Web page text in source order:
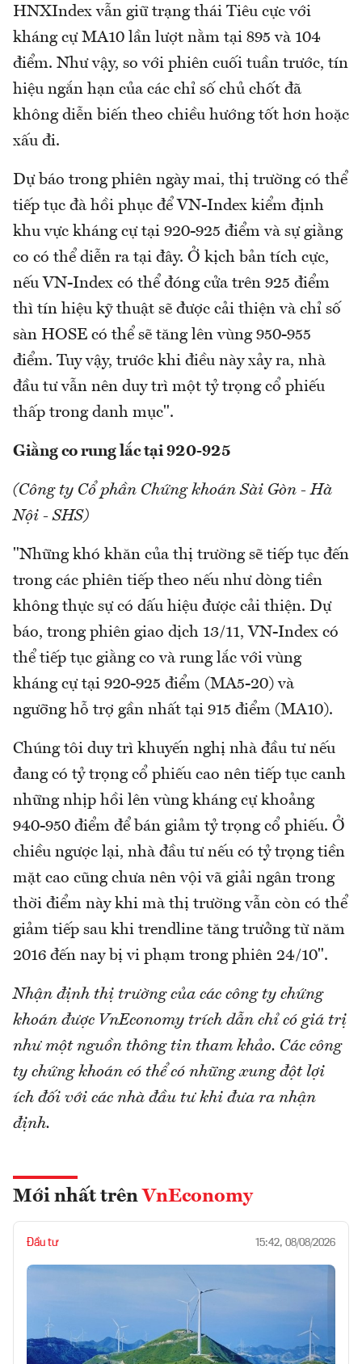
HNXIndex vẫn giữ trạng thái Tiêu cực với
kháng cự MA10 lần lượt nằm tại 895 và 104
điểm. Như vậy, so với phiên cuối tuần trước, tín
hiệu ngắn hạn của các chỉ số chủ chốt đã
không diễn biến theo chiều hướng tốt hơn hoặc
xấu đi.
Dự báo trong phiên ngày mai, thị trường có thể
tiếp tục đà hồi phục để VN-Index kiểm định
khu vực kháng cự tại 920-925 điểm và sự giằng
co có thể diễn ra tại đây. Ở kịch bản tích cực,
nếu VN-Index có thể đóng cửa trên 925 điểm
thì tín hiệu kỹ thuật sẽ được cải thiện và chỉ số
sàn HOSE có thể sẽ tăng lên vùng 950-955
điểm. Tuy vậy, trước khi điều này xảy ra, nhà
đầu tư vẫn nên duy trì một tỷ trọng cổ phiếu
thấp trong danh mục".
Giằng co rung lắc tại 920-925
(Công ty Cổ phần Chứng khoán Sài Gòn - Hà
Nội - SHS)
"Những khó khăn của thị trường sẽ tiếp tục đến
trong các phiên tiếp theo nếu như dòng tiền
không thực sự có dấu hiệu được cải thiện. Dự
báo, trong phiên giao dịch 13/11, VN-Index có
thể tiếp tục giằng co và rung lắc với vùng
kháng cự tại 920-925 điểm (MA5-20) và
ngưỡng hỗ trợ gần nhất tại 915 điểm (MA10).
Chúng tôi duy trì khuyến nghị nhà đầu tư nếu
đang có tỷ trọng cổ phiếu cao nên tiếp tục canh
những nhịp hồi lên vùng kháng cự khoảng
940-950 điểm để bán giảm tỷ trọng cổ phiếu. Ở
chiều ngược lại, nhà đầu tư nếu có tỷ trọng tiền
mặt cao cũng chưa nên vội vã giải ngân trong
thời điểm này khi mà thị trường vẫn còn có thể
giảm tiếp sau khi trendline tăng trưởng từ năm
2016 đến nay bị vi phạm trong phiên 24/10".
Nhận định thị trường của các công ty chứng
khoán được VnEconomy trích dẫn chỉ có giá trị
như một nguồn thông tin tham khảo. Các công
ty chứng khoán có thể có những xung đột lợi
ích đối với các nhà đầu tư khi đưa ra nhận
định.
Mới nhất trên VnEconomy
Đầu tư 15:42, 08/08/2026